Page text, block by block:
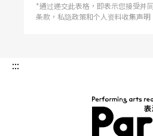
*通过递交此表格，即表示您接受并
条款，私隐政策和个人资料收集声明
:::